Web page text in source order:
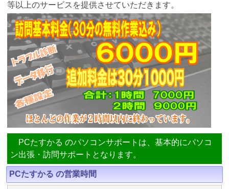
等以上のサービスを提供させていただきます。
PCたすかる のパソコンサポートは、基本的にパソコ
ン出張・訪問サポートとなります。
PCたすかる の営業時間